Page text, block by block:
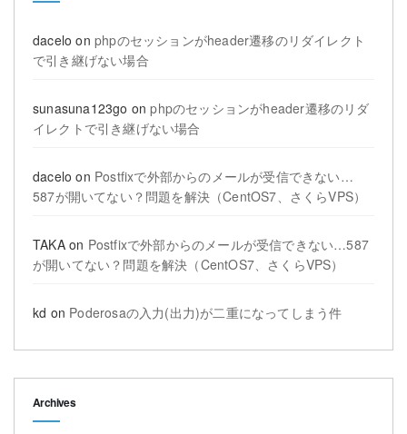
dacelo onphpのセッションがheader遷移のリダイレクト
で引き継げない場合
sunasuna123go onphpのセッションがheader遷移のリダ
イレクトで引き継げない場合
dacelo on Postfixで外部からのメールが受信できない…
587が開いてない？問題を解決（CentOS7、さくらVPS）
TAKAon Postfixで外部からのメールが受信できない…587
が開いてない？問題を解決（CentOS7、さくらVPS）
kd on Poderosaの入力(出力)が二重になってしまう件
ArchivesArchives